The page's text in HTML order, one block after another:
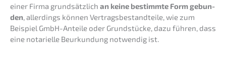
einer Firma grund­sätz­lich an keine bestimm­te Form gebun­
den, aller­dings können Vertrags­be­stand­tei­le, wie zum
Beispiel GmbH-Antei­le oder Grund­stü­cke, dazu führen, dass
eine notari­el­le Beurkun­dung notwen­dig ist.